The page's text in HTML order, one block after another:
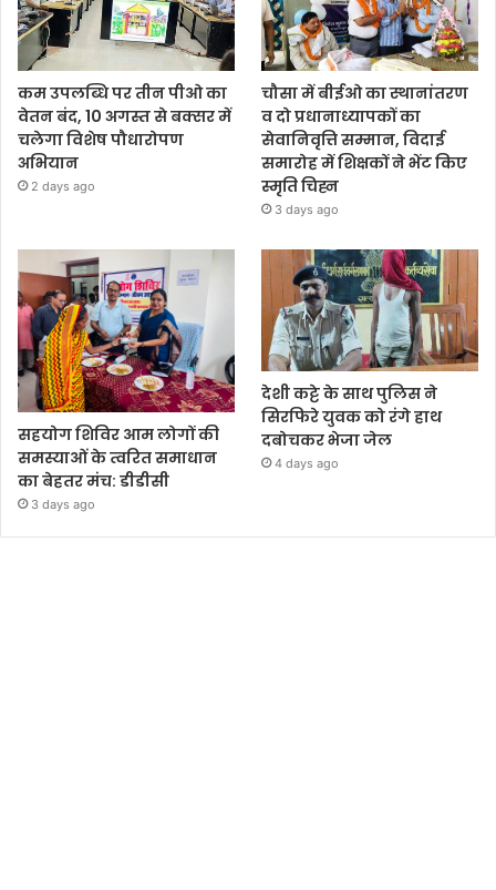
कम उपलब्धि पर तीन पीओ का
वेतन बंद, 10 अगस्त से बक्सर में
चलेगा विशेष पौधारोपण
अभियान
2 days ago
चौसा में बीईओ का स्थानांतरण
व दो प्रधानाध्यापकों का
सेवानिवृत्ति सम्मान, विदाई
समारोह में शिक्षकों ने भेंट किए
स्मृति चिह्न
3 days ago
सहयोग शिविर आम लोगों की
समस्याओं के त्वरित समाधान
का बेहतर मंच: डीडीसी
3 days ago
देशी कट्टे के साथ पुलिस ने
सिरफिरे युवक को रंगे हाथ
दबोचकर भेजा जेल
4 days ago